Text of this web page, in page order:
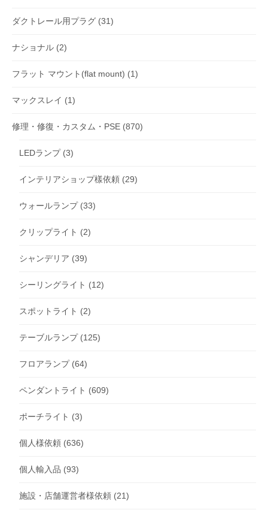
ダクトレール用プラグ (31)
ナショナル (2)
フラット マウント(flat mount) (1)
マックスレイ (1)
修理・修復・カスタム・PSE (870)
LEDランプ(3)
インテリアショップ樣依頼 (29)
ウォールランプ(33)
クリップライト (2)
シャンデリア (39)
シーリングライト (12)
スポットライト (2)
テーブルランプ(125)
フロアランプ(64)
ペンダントライト (609)
ポーチライト (3)
個人様依頼 (636)
個人輸入品 (93)
施設・店舗運営者様依頼 (21)